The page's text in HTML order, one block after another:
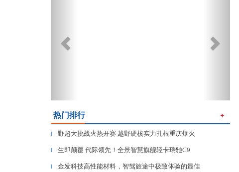
热门排行 ＋
▎ 野超大挑战火热开赛 越野硬核实力扎根重庆烟火
▎ 生即颠覆 代际领先！全景智慧旗舰轻卡瑞驰C9
▎ 金发科技高性能材料，智驾旅途中极致体验的最佳